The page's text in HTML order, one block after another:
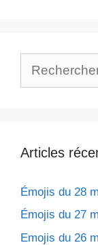
Articles
Émojis du 28
Émojis du 27
Emojis du 26